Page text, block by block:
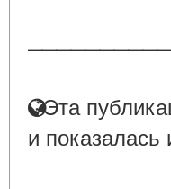
Эта
и показалась